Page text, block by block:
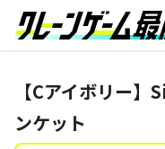
【Cアイボリー
ンケット